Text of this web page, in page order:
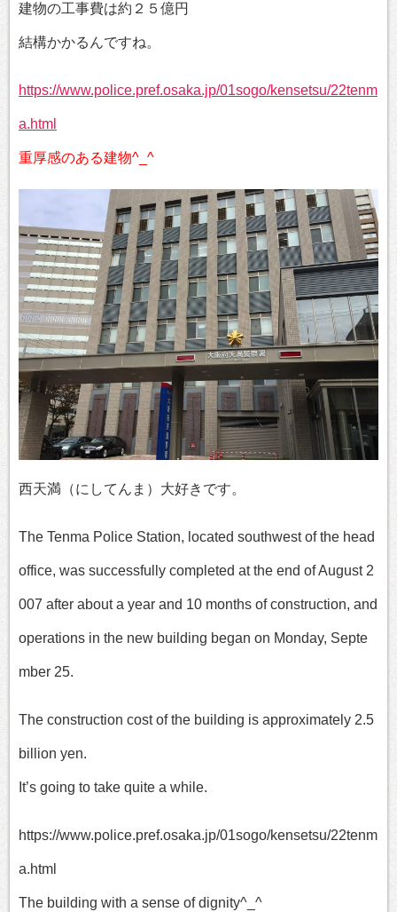
建物の工事費は約２５億円
結構かかるんですね。
https://www.police.pref.osaka.jp/01sogo/kensetsu/22tenm
a.html
重厚感のある建物^_^
西天満（にしてんま）大好きです。
The Tenma Police Station, located southwest of the head
office, was successfully completed at the end of August 2
007 after about a year and 10 months of construction, and
operations in the new building began on Monday, Septe
mber 25.
The construction cost of the building is approximately 2.5
billion yen.
It’s going to take quite a while.
https://www.police.pref.osaka.jp/01sogo/kensetsu/22tenm
a.html
The building with a sense of dignity^_^